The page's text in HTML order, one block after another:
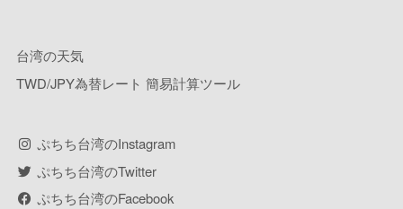
台湾の天気
TWD/JPY為替レート 簡易計算ツール
ぷちち台湾のInstagram
ぷちち台湾のTwitter
ぷちち台湾のFacebook